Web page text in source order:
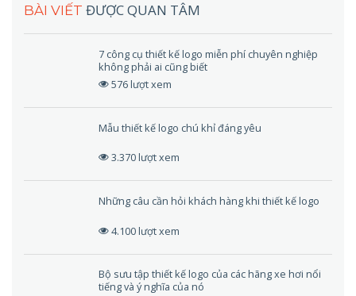
BÀI VIẾT ĐƯỢC QUAN TÂM
7 công cụ thiết kế logo miễn phí chuyên nghiệp
không phải ai cũng biết
576 lượt xem
Mẫu thiết kế logo chú khỉ đáng yêu
3.370 lượt xem
Những câu cần hỏi khách hàng khi thiết kế logo
4.100 lượt xem
Bộ sưu tập thiết kế logo của các hãng xe hơi nổi
tiếng và ý nghĩa của nó